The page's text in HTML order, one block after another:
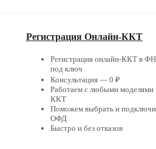
Регистрация Онлайн-ККТ
Регистрация онлайн-ККТ в
под ключ
Консультация — 0 ₽
Работаем с любыми моделями
ККТ
Поможем выбрать и
ОФД
Быстро и без отказов